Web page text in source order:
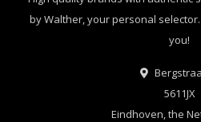
by Walther, your personal
you!
5611JX
Eindhoven, the